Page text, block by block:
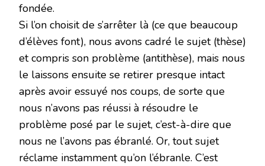
fondée.
Si l’on choisit de s’arrêter là (ce que beaucoup
d’élèves font), nous avons cadré le sujet (thèse)
et compris son problème (antithèse), mais nous
le laissons ensuite se retirer presque intact
après avoir essuyé nos coups, de sorte que
nous n’avons pas réussi à résoudre le
problème posé par le sujet, c’est-à-dire que
nous ne l’avons pas ébranlé. Or, tout sujet
réclame instamment qu’on l’ébranle. C’est